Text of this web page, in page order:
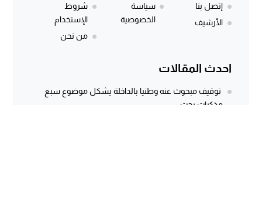
إتصل بنا
الأرشيف
سياسة
الخصوصية
شروط
الإستخدام
من نحن
احدث المقالات
توقيف مبحوث عنه وطنيا بالداخلة يشكل موضوع سبع
مذكرات بحث